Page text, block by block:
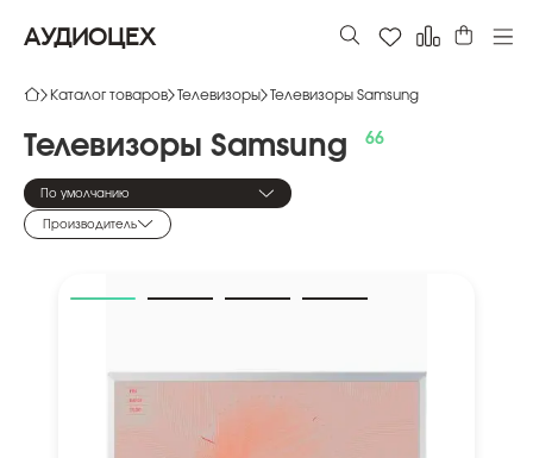
АУДИОЦЕХ
Каталог товаров Телевизоры Телевизоры Samsung
Телевизоры Samsung
Производитель
По умолчанию